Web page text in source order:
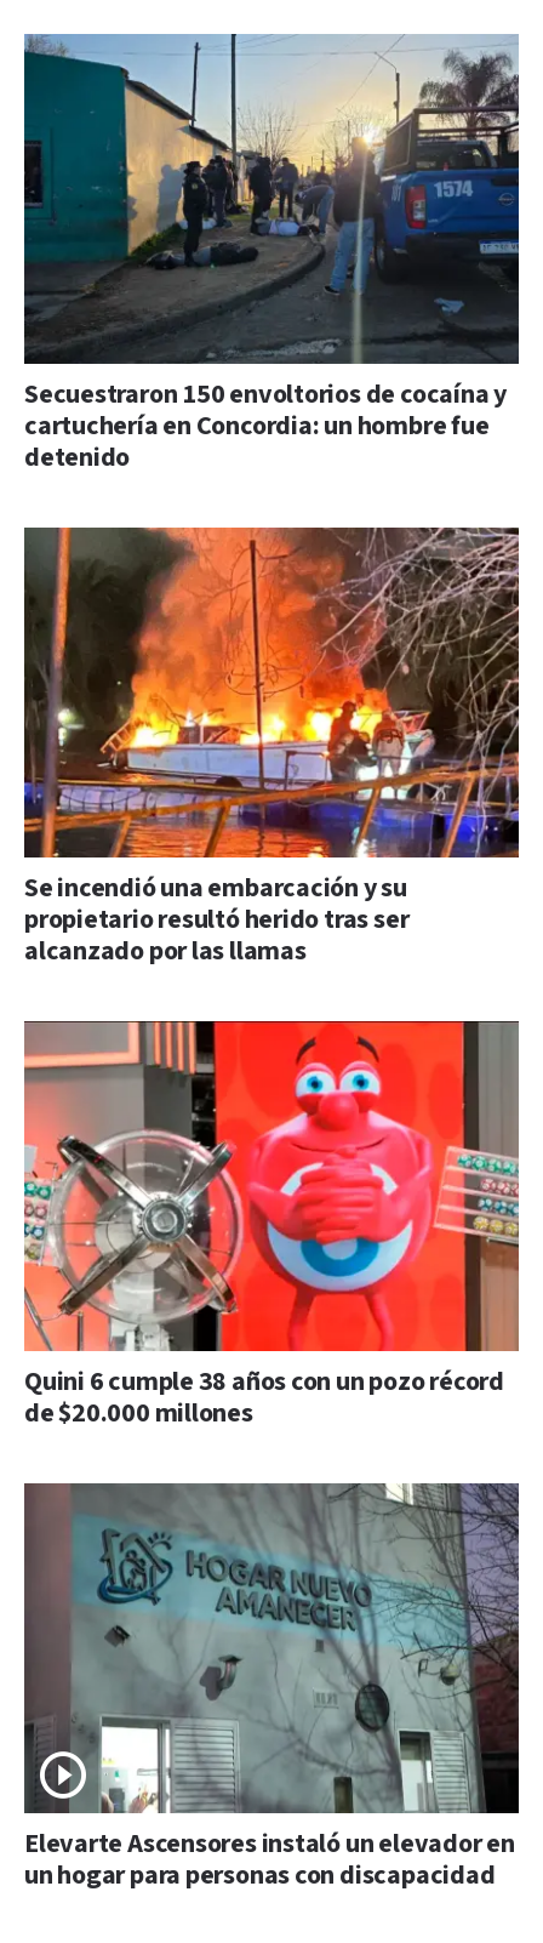
Secuestraron 150 envoltorios de cocaína y
cartuchería en Concordia: un hombre fue
detenido
Se incendió una embarcación y su
propietario resultó herido tras ser
alcanzado por las llamas
Quini 6 cumple 38 años con un pozo récord
de $20.000 millones
Elevarte Ascensores instaló un elevador en
un hogar para personas con discapacidad